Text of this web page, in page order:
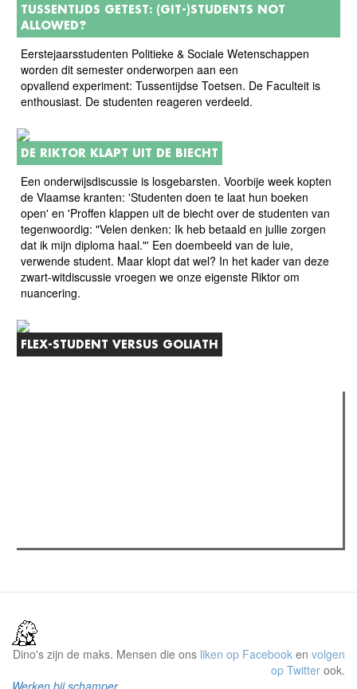
TUSSENTIJDS GETEST: (GIT-)STUDENTS NOT
ALLOWED?
Eerstejaarsstudenten Politieke & Sociale Wetenschappen
worden dit semester onderworpen aan een
opvallend experiment: Tussentijdse Toetsen. De Faculteit is
enthousiast. De studenten reageren verdeeld.
DE RIKTOR KLAPT UIT DE BIECHT
Een onderwijsdiscussie is losgebarsten. Voorbije week kopten
de Vlaamse kranten: 'Studenten doen te laat hun boeken
open' en 'Proffen klappen uit de biecht over de studenten van
tegenwoordig: "Velen denken: Ik heb betaald en jullie zorgen
dat ik mijn diploma haal."' Een doembeeld van de luie,
verwende student. Maar klopt dat wel? In het kader van deze
zwart-witdiscussie vroegen we onze eigenste Riktor om
nuancering.
FLEX-STUDENT VERSUS GOLIATH
Dino's zijn de maks. Mensen die ons liken op Facebook en volgen
op Twitter ook.
Werken bij schamper